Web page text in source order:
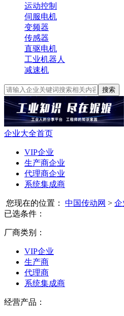
运动控制
伺服电机
变频器
传感器
直驱电机
工业机器人
减速机
搜索
企业大全首页
VIP企业
生产商企业
代理商企业
系统集成商
您现在的位置： 中国传动网 > 企
已选条件：
厂商类别：
VIP企业
生产商
代理商
系统集成商
经营产品：